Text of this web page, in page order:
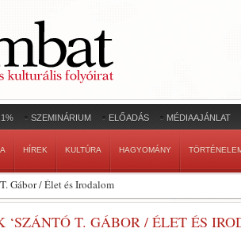
1% SZEMINÁRIUM ELŐADÁS MÉDIAAJÁNLAT
HÍREK KULTÚRA HAGYOMÁNY
Gábor / Élet és Irodalom
T. GÁBOR / ÉLET ÉS